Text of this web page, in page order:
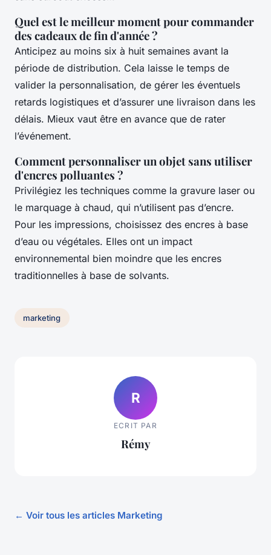
Quel est le meilleur moment pour commander
des cadeaux de fin d'année ?
Anticipez au moins six à huit semaines avant la
période de distribution. Cela laisse le temps de
valider la personnalisation, de gérer les éventuels
retards logistiques et d’assurer une livraison dans les
délais. Mieux vaut être en avance que de rater
l’événement.
Comment personnaliser un objet sans utiliser
d'encres polluantes ?
Privilégiez les techniques comme la gravure laser ou
le marquage à chaud, qui n’utilisent pas d’encre.
Pour les impressions, choisissez des encres à base
d’eau ou végétales. Elles ont un impact
environnemental bien moindre que les encres
traditionnelles à base de solvants.
marketing
R
ECRIT PAR
Rémy
← Voir tous les articles Marketing